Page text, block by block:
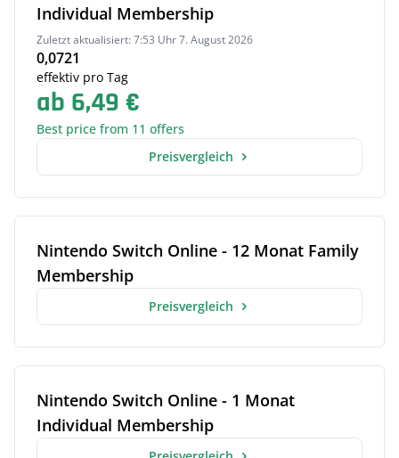
Individual Membership
Zuletzt aktualisiert: 7:53 Uhr 7. August 2026
0,0721
effektiv pro Tag
ab 6,49 €
Best price from 11 offers
Preisvergleich
Nintendo Switch Online - 12 Monat Family
Membership
Preisvergleich
Nintendo Switch Online - 1 Monat
Individual Membership